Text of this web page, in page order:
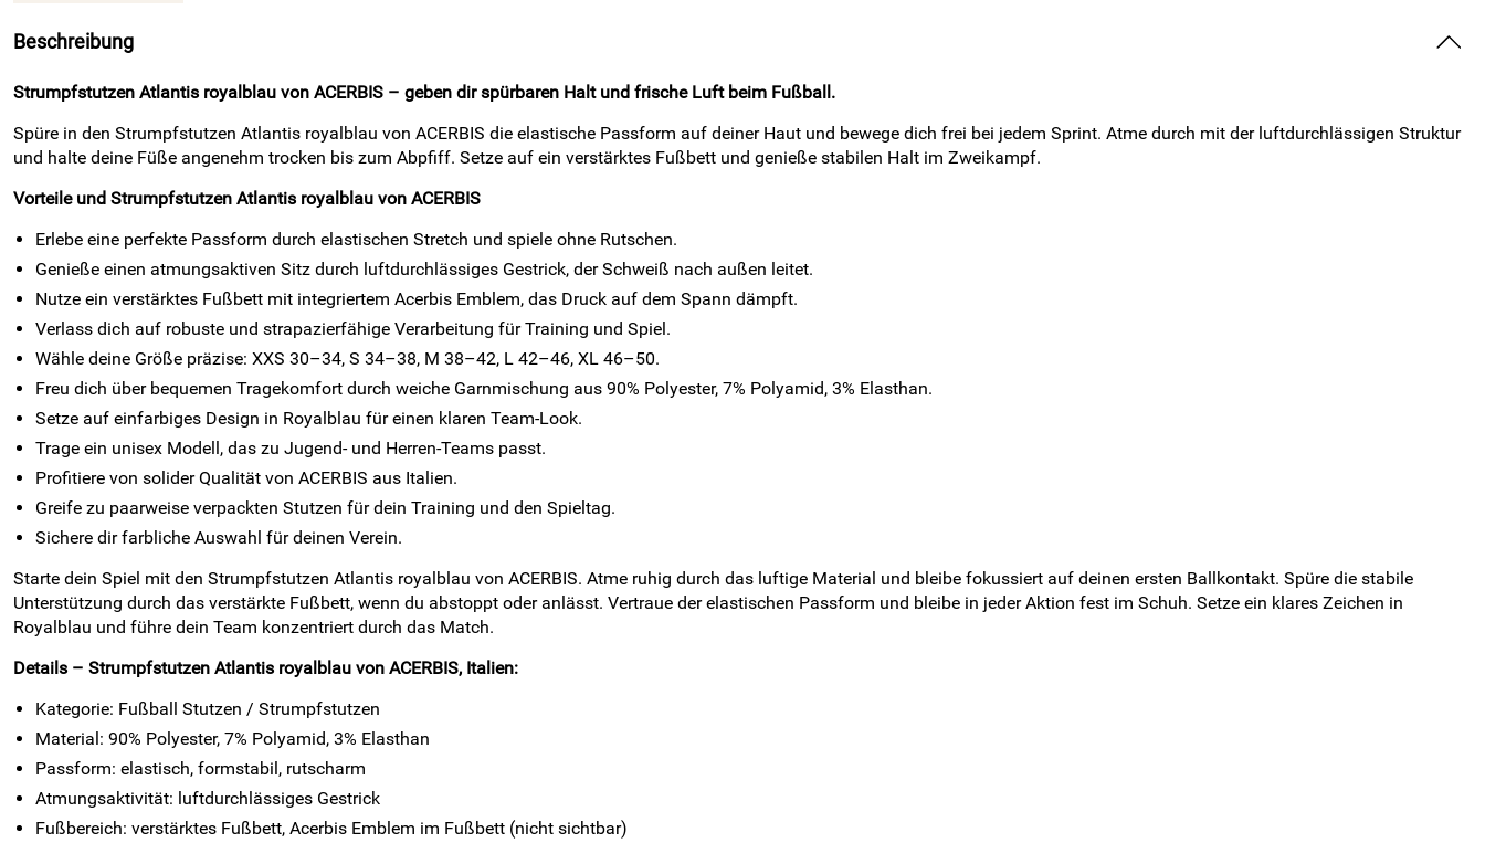
Beschreibung
Strumpfstutzen Atlantis royalblau von ACERBIS – geben dir spürbaren Halt und frische Luft beim Fußball.
Spüre in den Strumpfstutzen Atlantis royalblau von ACERBIS die elastische Passform auf deiner Haut und bewege dich frei bei jedem Sprint. Atme durch mit der luftdurchlässigen Struktur
und halte deine Füße angenehm trocken bis zum Abpfiff. Setze auf ein verstärktes Fußbett und genieße stabilen Halt im Zweikampf.
Vorteile und Strumpfstutzen Atlantis royalblau von ACERBIS
Erlebe eine perfekte Passform durch elastischen Stretch und spiele ohne Rutschen.
Genieße einen atmungsaktiven Sitz durch luftdurchlässiges Gestrick, der Schweiß nach außen leitet.
Nutze ein verstärktes Fußbett mit integriertem Acerbis Emblem, das Druck auf dem Spann dämpft.
Verlass dich auf robuste und strapazierfähige Verarbeitung für Training und Spiel.
Wähle deine Größe präzise: XXS 30–34, S 34–38, M 38–42, L 42–46, XL 46–50.
Freu dich über bequemen Tragekomfort durch weiche Garnmischung aus 90% Polyester, 7% Polyamid, 3% Elasthan.
Setze auf einfarbiges Design in Royalblau für einen klaren Team-Look.
Trage ein unisex Modell, das zu Jugend- und Herren-Teams passt.
Profitiere von solider Qualität von ACERBIS aus Italien.
Greife zu paarweise verpackten Stutzen für dein Training und den Spieltag.
Sichere dir farbliche Auswahl für deinen Verein.
Starte dein Spiel mit den Strumpfstutzen Atlantis royalblau von ACERBIS. Atme ruhig durch das luftige Material und bleibe fokussiert auf deinen ersten Ballkontakt. Spüre die stabile
Unterstützung durch das verstärkte Fußbett, wenn du abstoppt oder anlässt. Vertraue der elastischen Passform und bleibe in jeder Aktion fest im Schuh. Setze ein klares Zeichen in
Royalblau und führe dein Team konzentriert durch das Match.
Details – Strumpfstutzen Atlantis royalblau von ACERBIS, Italien:
Kategorie: Fußball Stutzen / Strumpfstutzen
Material: 90% Polyester, 7% Polyamid, 3% Elasthan
Passform: elastisch, formstabil, rutscharm
Atmungsaktivität: luftdurchlässiges Gestrick
Fußbereich: verstärktes Fußbett, Acerbis Emblem im Fußbett (nicht sichtbar)